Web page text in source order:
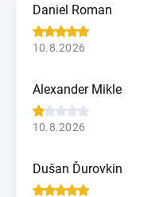
Daniel Roman
10.8.2026
Alexander Mikle
10.8.2026
Dušan Ďurovkin